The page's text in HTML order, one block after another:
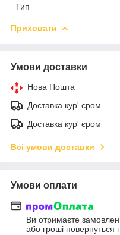
Тип
Приховати
Умови доставки
Нова Пошта
Доставка кур' єром
Доставка кур' єром
Всі умови доставки
Умови оплати
Ви отримаєте
або гроші повернуться